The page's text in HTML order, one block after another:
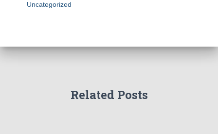
Uncategorized
Related Posts